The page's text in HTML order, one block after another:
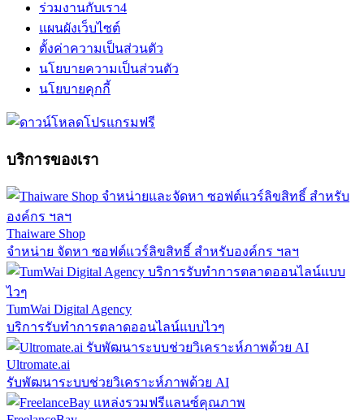
ร่วมงานกับเรา4
แผนผังเว็บไซต์
ตั้งค่าความเป็นส่วนตัว
นโยบายความเป็นส่วนตัว
นโยบายคุกกี้
บริการของเรา
Thaiware Shop
จำหน่าย จัดหา ซอฟต์แวร์ลิขสิทธิ์ สำหรับองค์กร ฯลฯ
TumWai Digital Agency
บริการรับทำการตลาดออนไลน์แบบไวๆ
Ultromate.ai
รับพัฒนาระบบช่วยวิเคราะห์ภาพด้วย AI